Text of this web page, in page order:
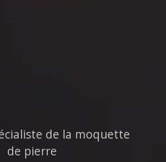
de la moquette
de pierre